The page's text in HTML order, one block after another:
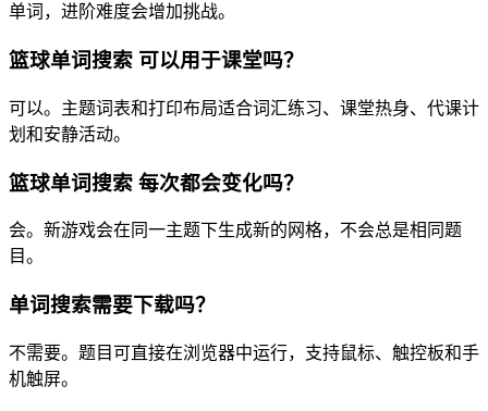
单词，进阶难度会增加挑战。
篮球单词搜索 可以用于课堂吗？
可以。主题词表和打印布局适合词汇练习、课堂热身、代课计
划和安静活动。
篮球单词搜索 每次都会变化吗？
会。新游戏会在同一主题下生成新的网格，不会总是相同题
目。
单词搜索需要下载吗？
不需要。题目可直接在浏览器中运行，支持鼠标、触控板和手
机触屏。